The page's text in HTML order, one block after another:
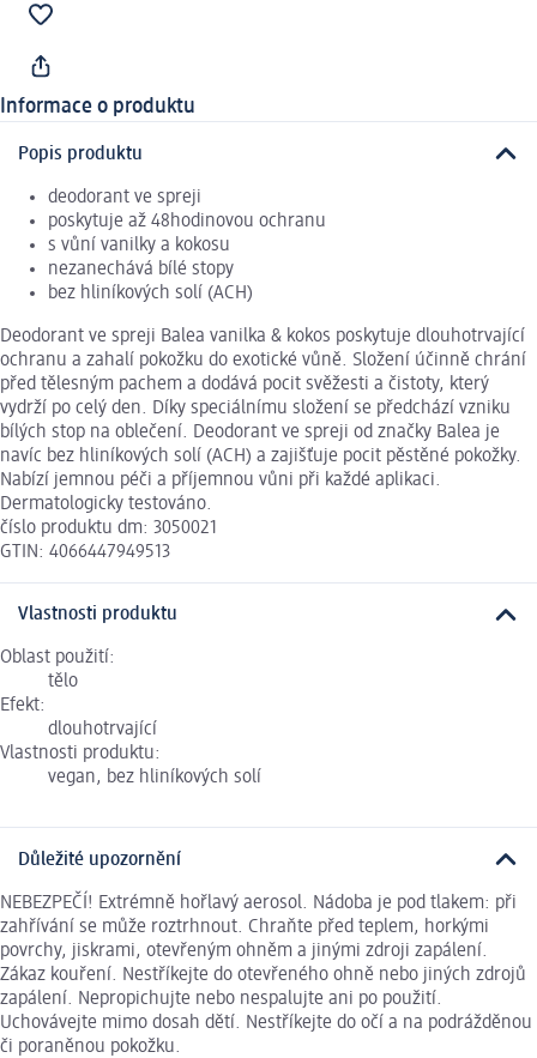
Informace o produktu
Popis produktu
deodorant ve spreji
poskytuje až 48hodinovou ochranu
s vůní vanilky a kokosu
nezanechává bílé stopy
bez hliníkových solí (ACH)
Deodorant ve spreji Balea vanilka & kokos poskytuje dlouhotrvající
ochranu a zahalí pokožku do exotické vůně. Složení účinně chrání
před tělesným pachem a dodává pocit svěžesti a čistoty, který
vydrží po celý den. Díky speciálnímu složení se předchází vzniku
bílých stop na oblečení. Deodorant ve spreji od značky Balea je
navíc bez hliníkových solí (ACH) a zajišťuje pocit pěstěné pokožky.
Nabízí jemnou péči a příjemnou vůni při každé aplikaci.
Dermatologicky testováno.
číslo produktu dm: 3050021
GTIN: 4066447949513
Vlastnosti produktu
Oblast použití:
tělo
Efekt:
dlouhotrvající
Vlastnosti produktu:
vegan, bez hliníkových solí
Důležité upozornění
NEBEZPEČÍ! Extrémně hořlavý aerosol. Nádoba je pod tlakem: při
zahřívání se může roztrhnout. Chraňte před teplem, horkými
povrchy, jiskrami, otevřeným ohněm a jinými zdroji zapálení.
Zákaz kouření. Nestříkejte do otevřeného ohně nebo jiných zdrojů
zapálení. Nepropichujte nebo nespalujte ani po použití.
Uchovávejte mimo dosah dětí. Nestříkejte do očí a na podrážděnou
či poraněnou pokožku.